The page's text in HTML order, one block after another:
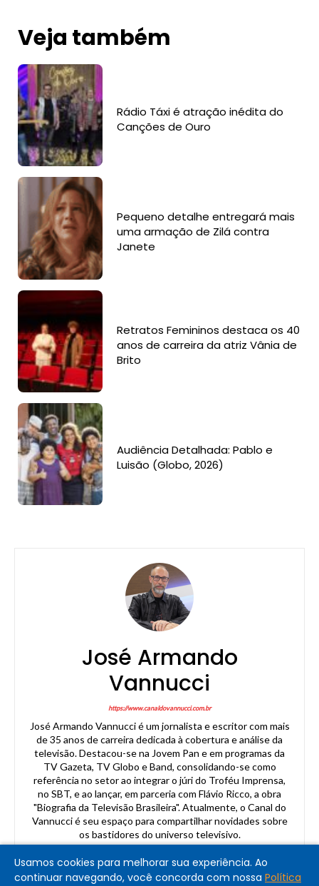
Veja também
Rádio Táxi é atração inédita do
Canções de Ouro
Pequeno detalhe entregará mais
uma armação de Zilá contra
Janete
Retratos Femininos destaca os 40
anos de carreira da atriz Vânia de
Brito
Audiência Detalhada: Pablo e
Luisão (Globo, 2026)
José Armando
Vannucci
https://www.canaldovannucci.com.br
José Armando Vannucci é um jornalista e escritor com mais
de 35 anos de carreira dedicada à cobertura e análise da
televisão. Destacou-se na Jovem Pan e em programas da
TV Gazeta, TV Globo e Band, consolidando-se como
referência no setor ao integrar o júri do Troféu Imprensa,
no SBT, e ao lançar, em parceria com Flávio Ricco, a obra
"Biografia da Televisão Brasileira". Atualmente, o Canal do
Vannucci é seu espaço para compartilhar novidades sobre
os bastidores do universo televisivo.
Usamos cookies para melhorar sua experiência. Ao
continuar navegando, você concorda com nossa Política